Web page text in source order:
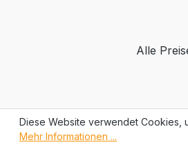
Alle
Diese Website verwendet Cookies,
Mehr Informationen ...